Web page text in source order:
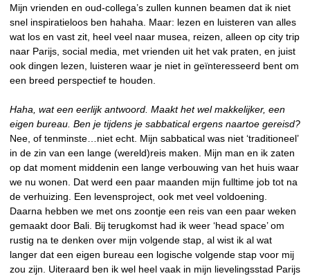
Mijn vrienden en oud-collega’s zullen kunnen beamen dat ik niet
snel inspiratieloos ben hahaha. Maar: lezen en luisteren van alles
wat los en vast zit, heel veel naar musea, reizen, alleen op city trip
naar Parijs, social media, met vrienden uit het vak praten, en juist
ook dingen lezen, luisteren waar je niet in geïnteresseerd bent om
een breed perspectief te houden.
Haha, wat een eerlijk antwoord. Maakt het wel makkelijker, een
eigen bureau. Ben je tijdens je sabbatical ergens naartoe gereisd?
Nee, of tenminste…niet echt. Mijn sabbatical was niet ‘traditioneel’
in de zin van een lange (wereld)reis maken. Mijn man en ik zaten
op dat moment middenin een lange verbouwing van het huis waar
we nu wonen. Dat werd een paar maanden mijn fulltime job tot na
de verhuizing. Een levensproject, ook met veel voldoening.
Daarna hebben we met ons zoontje een reis van een paar weken
gemaakt door Bali. Bij terugkomst had ik weer ‘head space’ om
rustig na te denken over mijn volgende stap, al wist ik al wat
langer dat een eigen bureau een logische volgende stap voor mij
zou zijn. Uiteraard ben ik wel heel vaak in mijn lievelingsstad Parijs